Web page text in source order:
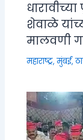
शेवाळे
मालवणी
महाराष्ट्र,मुंबई,